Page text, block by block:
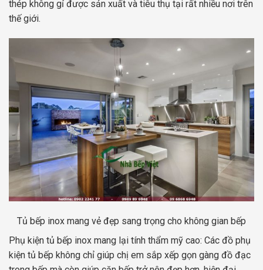
thép không gỉ được sản xuất và tiêu thụ tại rất nhiều nơi trên
thế giới.
Tủ bếp inox mang vẻ đẹp sang trọng cho không gian bếp
Phụ kiện tủ bếp inox mang lại tính thẩm mỹ cao: Các đồ phụ
kiện tủ bếp không chỉ giúp chị em sắp xếp gọn gàng đồ đạc